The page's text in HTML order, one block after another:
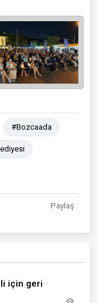
#Bozcaada
Paylaş
için geri